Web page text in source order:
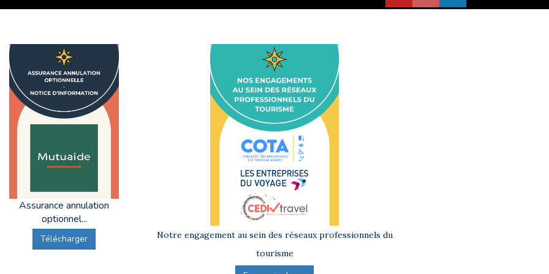
Assurance annulation
optionnel...
Télécharger
Notre engagement au sein des réseaux professionnels du
tourisme